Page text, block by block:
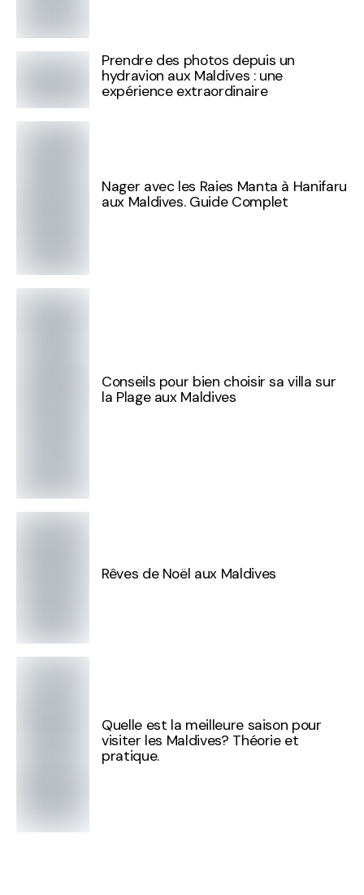
Prendre des photos depuis un
hydravion aux Maldives : une
expérience extraordinaire
Nager avec les Raies Manta à Hanifaru
aux Maldives. Guide Complet
Conseils pour bien choisir sa villa sur
la Plage aux Maldives
Rêves de Noël aux Maldives
Quelle est la meilleure saison pour
visiter les Maldives? Théorie et
pratique.